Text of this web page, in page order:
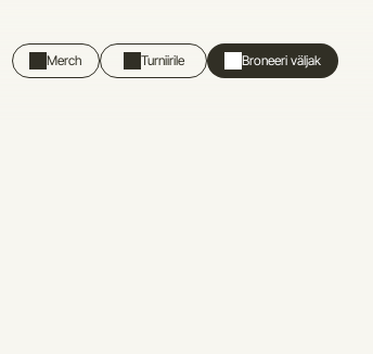
Merch Turniirile Broneeri väljak